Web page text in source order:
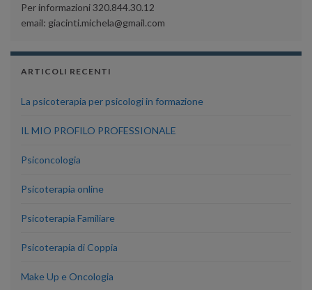
Per informazioni 320.844.30.12
email: giacinti.michela@gmail.com
ARTICOLI RECENTI
La psicoterapia per psicologi in formazione
IL MIO PROFILO PROFESSIONALE
Psiconcologia
Psicoterapia online
Psicoterapia Familiare
Psicoterapia di Coppia
Make Up e Oncologia